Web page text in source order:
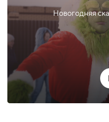
Новогодняя